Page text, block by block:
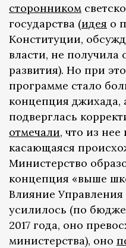
сторонником
государства (идея о
Конституции,
власти, не получила
развития). Но при
программе стало
концепция джихада,
подверглась
отмечали, что из нее
касающаяся
Министерство
концепция «выше
Влияние
усилилось (по
2017 года, оно
министерства), оно